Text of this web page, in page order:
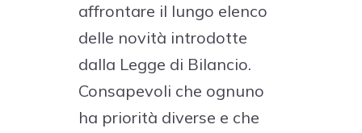
affrontare il lungo elenco
delle novità introdotte
dalla Legge di Bilancio.
Consapevoli che ognuno
ha priorità diverse e che